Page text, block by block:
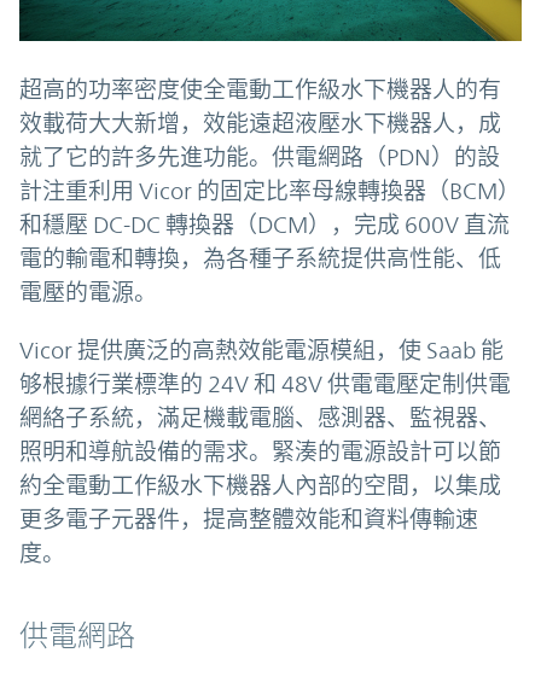
超高的功率密度使全電動工作級水下機器人的有
效載荷大大新增，效能遠超液壓水下機器人，成
就了它的許多先進功能。供電網路（PDN）的設
計注重利用 Vicor 的固定比率母線轉換器（BCM）
和穩壓 DC-DC 轉換器（DCM），完成 600V 直流
電的輸電和轉換，為各種子系統提供高性能、低
電壓的電源。
Vicor 提供廣泛的高熱效能電源模組，使 Saab 能
够根據行業標準的 24V 和 48V 供電電壓定制供電
網絡子系統，滿足機載電腦、感測器、監視器、
照明和導航設備的需求。緊湊的電源設計可以節
約全電動工作級水下機器人內部的空間，以集成
更多電子元器件，提高整體效能和資料傳輸速
度。
供電網路